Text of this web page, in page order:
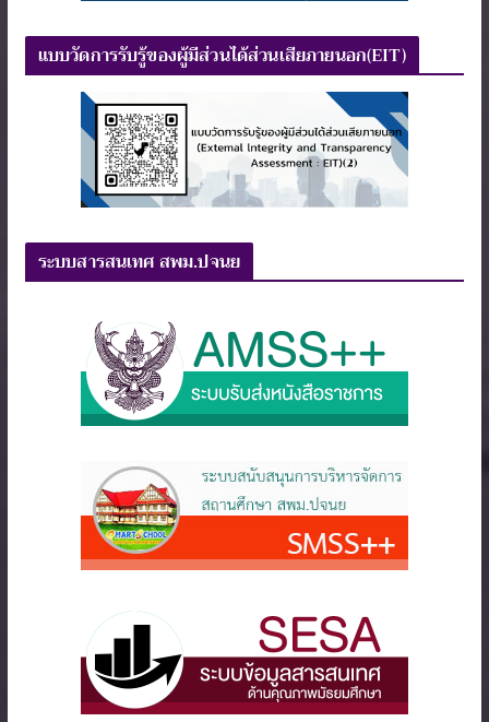
แบบวัดการรับรู้ของผู้มีส่วนได้ส่วนเสียภายนอก(EIT)
ระบบสารสนเทศ สพม.ปจนย